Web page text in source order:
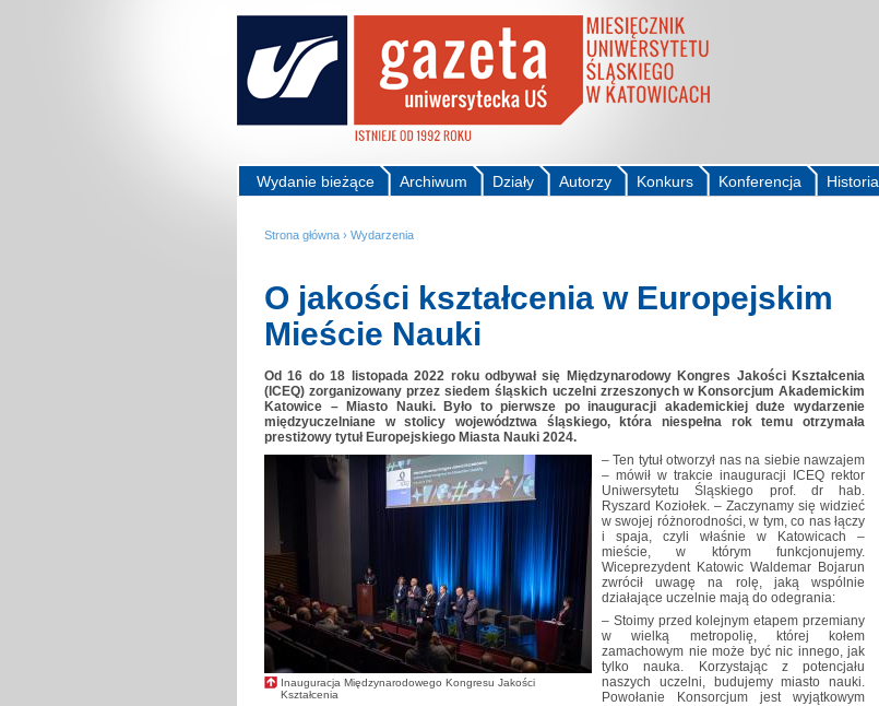
Historia
Konferencja
Konkurs
Autorzy
Działy
Archiwum
Wydanie bieżące
Strona główna › Wydarzenia
O jakości kształcenia w Europejskim
Mieście Nauki
Od 16 do 18 listopada 2022 roku odbywał się Międzynarodowy Kongres Jakości Kształcenia
(ICEQ) zorganizowany przez siedem śląskich uczelni zrzeszonych w Konsorcjum Akademickim
Katowice – Miasto Nauki. Było to pierwsze po inauguracji akademickiej duże wydarzenie
międzyuczelniane w stolicy województwa śląskiego, która niespełna rok temu otrzymała
prestiżowy tytuł Europejskiego Miasta Nauki 2024.
Inauguracja Międzynarodowego Kongresu Jakości
Kształcenia
– Ten tytuł otworzył nas na siebie nawzajem
– mówił w trakcie inauguracji ICEQ rektor
Uniwersytetu Śląskiego prof. dr hab.
Ryszard Koziołek. – Zaczynamy się widzieć
w swojej różnorodności, w tym, co nas łączy
i spaja, czyli właśnie w Katowicach –
mieście, w którym funkcjonujemy.
Wiceprezydent Katowic Waldemar Bojarun
zwrócił uwagę na rolę, jaką wspólnie
działające uczelnie mają do odegrania:
– Stoimy przed kolejnym etapem przemiany
w wielką metropolię, której kołem
zamachowym nie może być nic innego, jak
tylko nauka. Korzystając z potencjału
naszych uczelni, budujemy miasto nauki.
Powołanie Konsorcjum jest wyjątkowym